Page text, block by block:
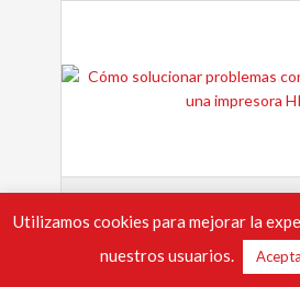
CONSEJOS
Utilizamos cookies para mejorar la
nuestros usuarios.